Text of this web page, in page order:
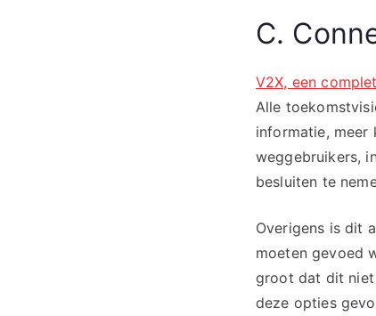
C.
V2X, een
Alle
informatie, meer
weggebruikers,
besluiten te
Overigens is dit
moeten gevoed
groot dat dit niet
deze opties